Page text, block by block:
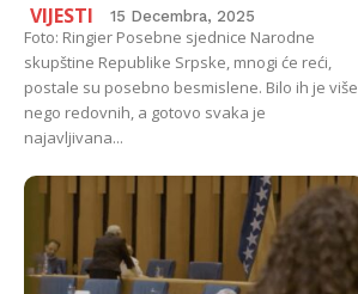
VIJESTI 15 Decembra, 2025
Foto: Ringier Posebne sjednice Narodne
skupštine Republike Srpske, mnogi će reći,
postale su posebno besmislene. Bilo ih je više
nego redovnih, a gotovo svaka je
najavljivana...